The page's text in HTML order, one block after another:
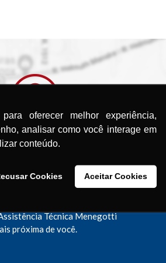
oferecer melhor experiência,
analisar como você interage em
conteúdo.
Cookies Aceitar Cookies
Assistência
Técnica Menegotti
próxima de você.